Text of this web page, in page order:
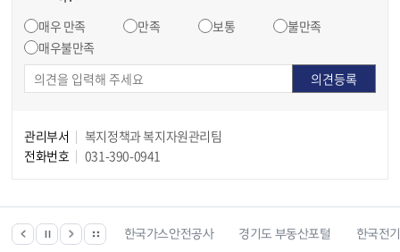
매우 만족
만족 보통
불만족
매우불만족
관리부서
복지정책과 복지자원관리팀
전화번호
031-390-0941
한국건강관리협회 한국가스안전공사 경기도 부동산포털 한국전